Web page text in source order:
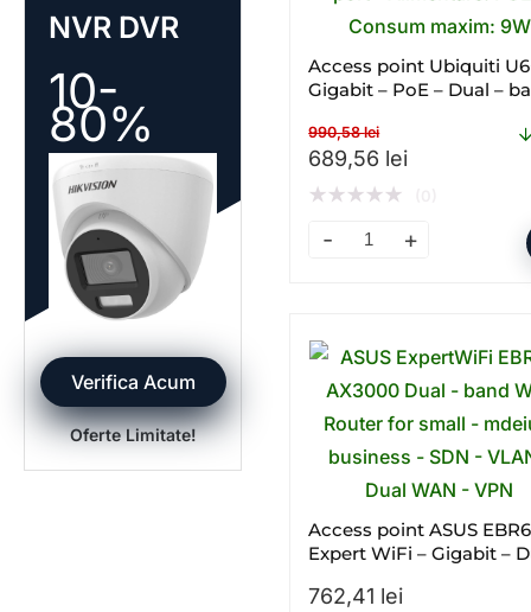
NVR DVR
10-
80%
Verifica Acum
Oferte Limitate!
Access point Ubiquiti
Gigabit – PoE – Dual –
990,58lei
Prețul inițial a fost:
689,56 leiPrețul
★★★★★
Access point Ubiquiti
Access point ASUS
Expert WiFi – Gigabit –
762,41 lei